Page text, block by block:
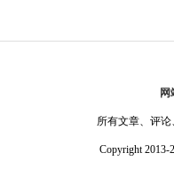
网
所有文章、评论
Copyright